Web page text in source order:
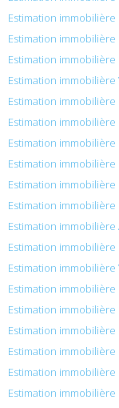
Estimation
Estimation
Estimation
Estimation immobilière
Estimation
Estimation
Estimation
Estimation
Estimation
Estimation
Estimation
Estimation
Estimation
Estimation
Estimation
Estimation
Estimation
Estimation
Estimation